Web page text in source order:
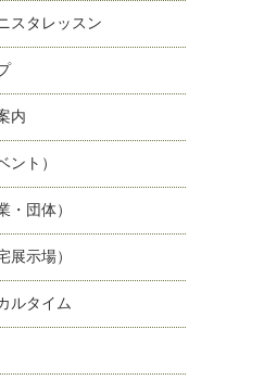
スタレッスン
内
ント）
・団体）
展示場）
ルタイム